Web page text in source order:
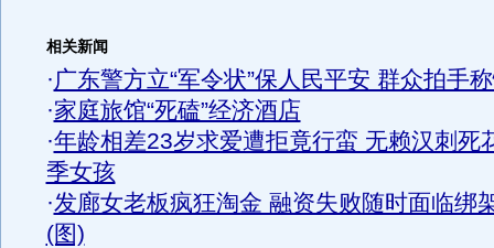
相关新闻
·广东警方立“军令状”保人民平安 群众拍手
·家庭旅馆“死磕”经济酒店
·年龄相差23岁求爱遭拒竟行蛮 无赖汉刺死
季女孩
·发廊女老板疯狂淘金 融资失败随时面临绑
(图)